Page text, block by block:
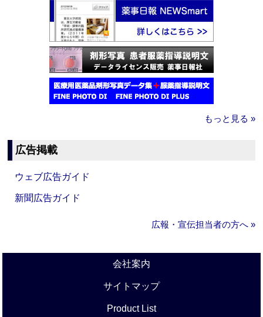
もっと見る »
広告掲載
ウェブ広告ガイド
新聞広告ガイド
広報・宣伝担当者の方へ »
会社案内
サイトマップ
Product List